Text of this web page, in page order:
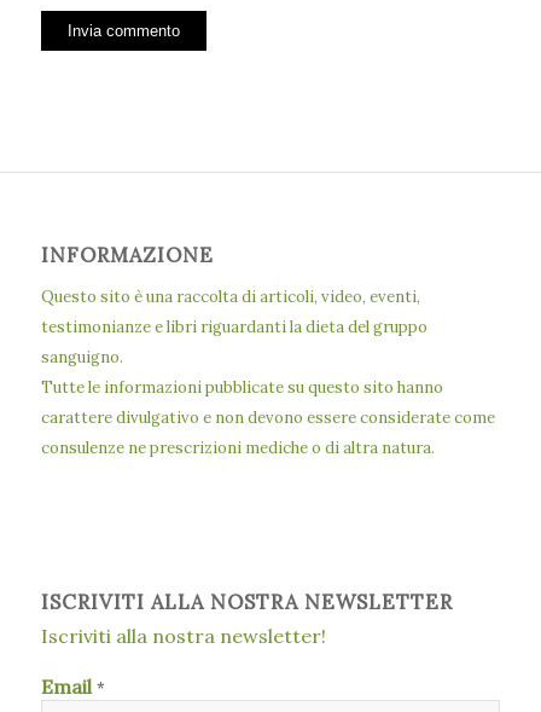
INFORMAZIONE
Questo sito è una raccolta di articoli, video, eventi,
testimonianze e libri riguardanti la dieta del gruppo
sanguigno.
Tutte le informazioni pubblicate su questo sito hanno
carattere divulgativo e non devono essere considerate come
consulenze ne prescrizioni mediche o di altra natura.
ISCRIVITI ALLA NOSTRA NEWSLETTER
Iscriviti alla nostra newsletter!
Email*